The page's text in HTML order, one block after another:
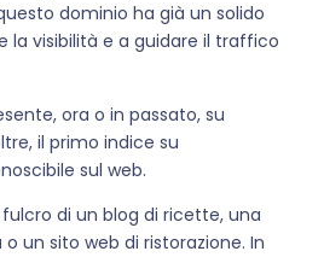
dominio ha già un solido
la visibilità e a guidare il traffico
ora o in passato, su
il primo indice su
sul web.
di un blog di ricette, una
un sito web di ristorazione. In